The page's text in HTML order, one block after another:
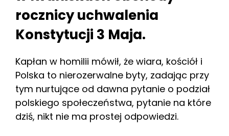
rocznicy uchwalenia
Konstytucji 3 Maja.
Kapłan w homilii mówił, że wiara, kościół i
Polska to nierozerwalne byty, zadając przy
tym nurtujące od dawna pytanie o podział
polskiego społeczeństwa, pytanie na które
dziś, nikt nie ma prostej odpowiedzi.